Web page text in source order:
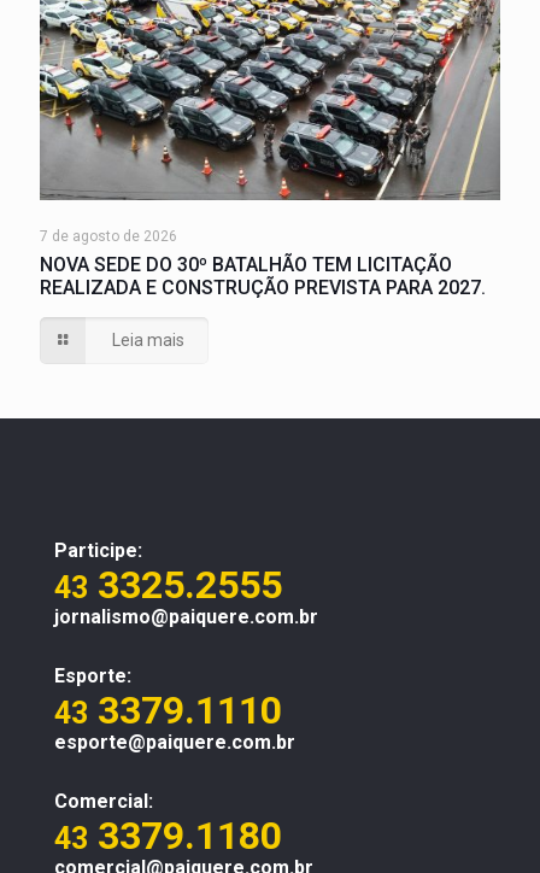
7 de agosto de 2026
NOVA SEDE DO 30º BATALHÃO TEM LICITAÇÃO
REALIZADA E CONSTRUÇÃO PREVISTA PARA 2027.
Leia mais
Participe:
43 3325.2555
jornalismo@paiquere.com.br
Esporte:
43 3379.1110
esporte@paiquere.com.br
Comercial:
43 3379.1180
comercial@paiquere.com.br